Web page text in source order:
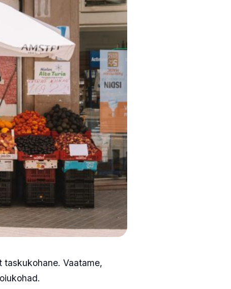
taskukohane. Vaatame,